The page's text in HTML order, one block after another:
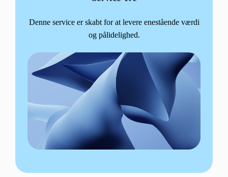
Denne service er skabt for at levere enestående værdi
og pålidelighed.